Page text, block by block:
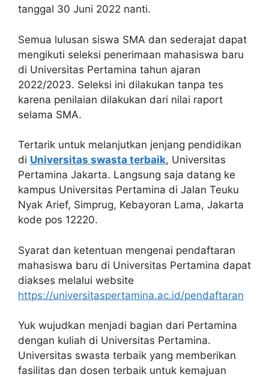
tanggal 30 Juni 2022 nanti.
Semua lulusan siswa SMA dan sederajat dapat
mengikuti seleksi penerimaan mahasiswa baru
di Universitas Pertamina tahun ajaran
2022/2023. Seleksi ini dilakukan tanpa tes
karena penilaian dilakukan dari nilai raport
selama SMA.
Tertarik untuk melanjutkan jenjang pendidikan
di Universitas swasta terbaik, Universitas
Pertamina Jakarta. Langsung saja datang ke
kampus Universitas Pertamina di Jalan Teuku
Nyak Arief, Simprug, Kebayoran Lama, Jakarta
kode pos 12220.
Syarat dan ketentuan mengenai pendaftaran
mahasiswa baru di Universitas Pertamina dapat
diakses melalui website
https://universitaspertamina.ac.id/pendaftaran
Yuk wujudkan menjadi bagian dari Pertamina
dengan kuliah di Universitas Pertamina.
Universitas swasta terbaik yang memberikan
fasilitas dan dosen terbaik untuk kemajuan